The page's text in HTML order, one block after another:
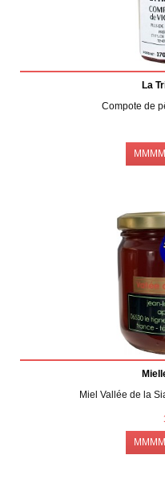
La
Compote de
Miel Vallée de la